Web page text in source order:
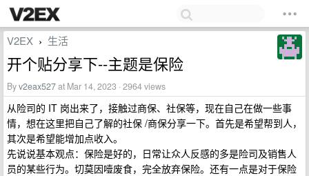
V2EX › 生活
开个贴分享下--主题是保险
Byv2eax527at Mar 14, 2023 · 2964 views
从险司的 IT 岗出来了，接触过商保、社保等，现在自己在做一些事
情，想在这里把自己了解的社保 /商保分享一下。首先是希望帮到人，
其次是希望能增加点收入。
先说说基本观点：保险是好的，日常让众人反感的多是险司及销售人
员的某些行为。切莫因噎废食，完全放弃保险。还有一点是对于保险